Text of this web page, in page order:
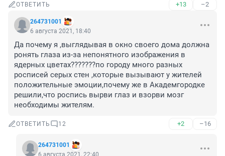
ОТВЕТИТЬ +13 –2
264731001
6 августа 2021, 18:40
Да почему я ,выглядывая в окно своего дома должна
ронять глаза из-за непонятного изображения в
ядерных цветах???????по городу много разных
росписей серых стен ,которые вызывают у жителей
положительные эмоции,почему же в Академгородке
решили,что роспись вырви глаз и взорви мозг
необходимы жителям.
ОТВЕТИТЬ 12 +2 –16
264731001
6 августа 2021, 22:40